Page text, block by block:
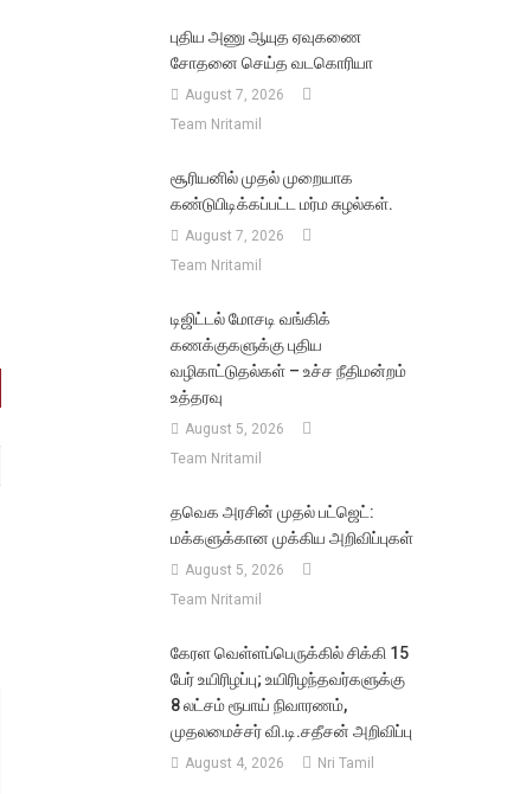
புதிய அணு ஆயுத ஏவுகணை
சோதனை செய்த வடகொரியா
August 7, 2026
Team Nritamil
சூரியனில் முதல் முறையாக
கண்டுபிடிக்கப்பட்ட மர்ம சுழல்கள்.
August 7, 2026
Team Nritamil
டிஜிட்டல் மோசடி வங்கிக்
கணக்குகளுக்கு புதிய
வழிகாட்டுதல்கள் – உச்ச நீதிமன்றம்
உத்தரவு
August 5, 2026
Team Nritamil
தவெக அரசின் முதல் பட்ஜெட்:
மக்களுக்கான முக்கிய அறிவிப்புகள்
August 5, 2026
Team Nritamil
கேரள வெள்ளப்பெருக்கில் சிக்கி 15
பேர் உயிரிழப்பு; உயிரிழந்தவர்களுக்கு
8 லட்சம் ரூபாய் நிவாரணம்,
முதலமைச்சர் வி.டி.சதீசன் அறிவிப்பு
August 4, 2026 Nri Tamil